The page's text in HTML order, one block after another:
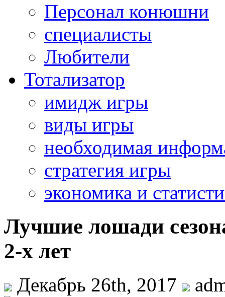
Персонал конюшни
специалисты
Любители
Тотализатор
имидж игры
виды игры
необходимая
стратегия игры
экономика и
Лучшие лошади
2-х лет
Декабрь 26th, 2017